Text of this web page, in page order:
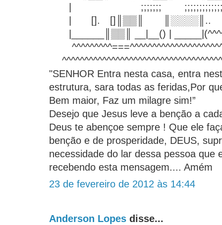
| ;;;;;;; ;;;;;;;;;;;;;. |
| []. []║▒▒║ ║░░░░║..
|______║▒▒║ __|__() |
"SENHOR Entra nesta casa, entra
estrutura, sara todas as feridas,Por
Bem maior, Faz um milagre sim!”
Desejo que Jesus leve a benção a
Deus te abençoe sempre ! Que ele
benção e de prosperidade, DEUS,
necessidade do lar dessa pessoa que
recebendo esta mensagem.... Amém
23 de fevereiro de 2012 às 14:44
Anderson Lopes disse...